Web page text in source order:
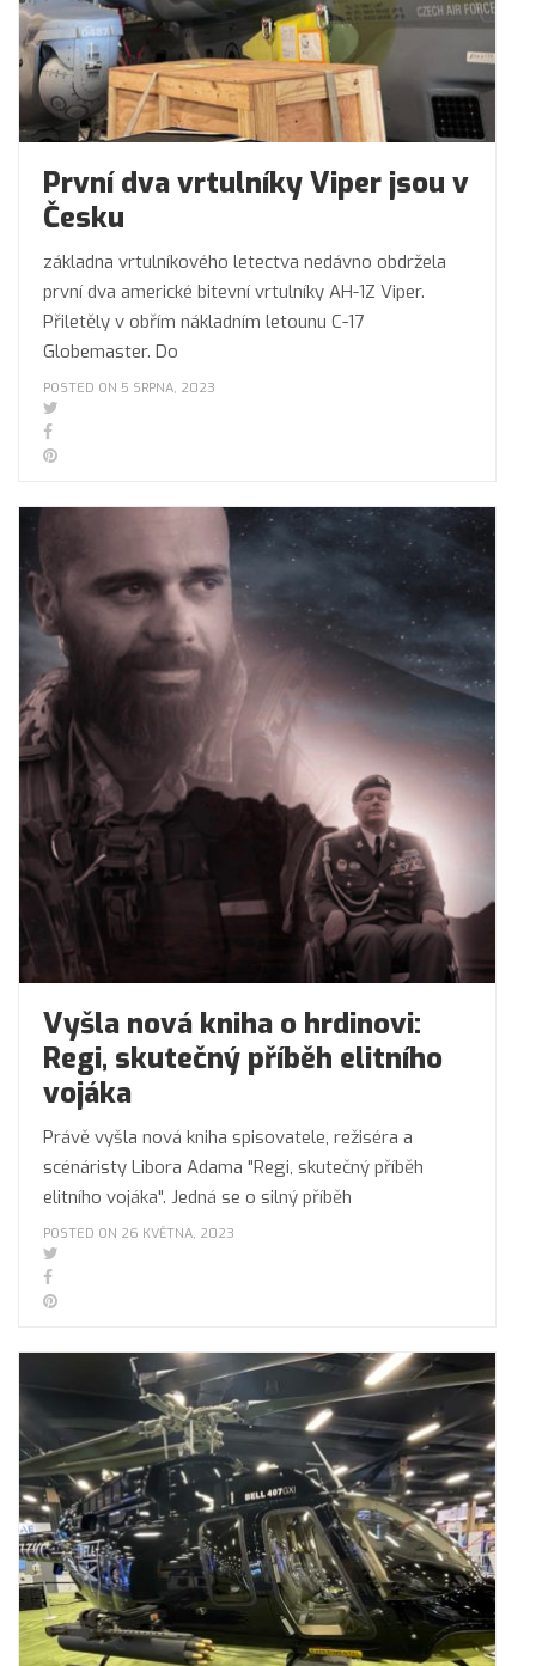
První dva vrtulníky Viper jsou v
Česku
základna vrtulníkového letectva nedávno obdržela
první dva americké bitevní vrtulníky AH-1Z Viper.
Přiletěly v obřím nákladním letounu C-17
Globemaster. Do
POSTED ON 5 SRPNA, 2023
Vyšla nová kniha o hrdinovi:
Regi, skutečný příběh elitního
vojáka
Právě vyšla nová kniha spisovatele, režiséra a
scénáristy Libora Adama "Regi, skutečný příběh
elitního vojáka". Jedná se o silný příběh
POSTED ON 26 KVĚTNA, 2023